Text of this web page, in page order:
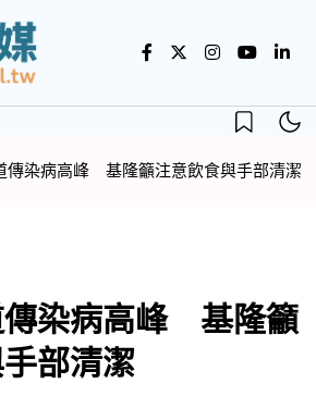
傳染病高峰 基隆籲注意飲食與手部清潔
傳染病高峰 基隆籲
部清潔